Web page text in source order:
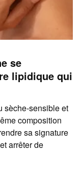
se
lipidique qui
sèche-sensible et
composition
sa signature
arrêter de